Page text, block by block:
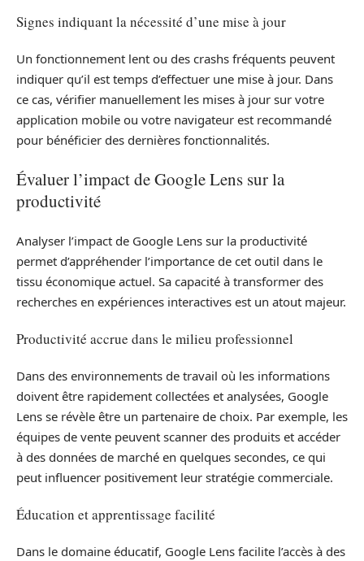
Signes indiquant la nécessité d’une mise à jour
Un fonctionnement lent ou des crashs fréquents peuvent
indiquer qu’il est temps d’effectuer une mise à jour. Dans
ce cas, vérifier manuellement les mises à jour sur votre
application mobile ou votre navigateur est recommandé
pour bénéficier des dernières fonctionnalités.
Évaluer l’impact de Google Lens sur la
productivité
Analyser l’impact de Google Lens sur la productivité
permet d’appréhender l’importance de cet outil dans le
tissu économique actuel. Sa capacité à transformer des
recherches en expériences interactives est un atout majeur.
Productivité accrue dans le milieu professionnel
Dans des environnements de travail où les informations
doivent être rapidement collectées et analysées, Google
Lens se révèle être un partenaire de choix. Par exemple, les
équipes de vente peuvent scanner des produits et accéder
à des données de marché en quelques secondes, ce qui
peut influencer positivement leur stratégie commerciale.
Éducation et apprentissage facilité
Dans le domaine éducatif, Google Lens facilite l’accès à des